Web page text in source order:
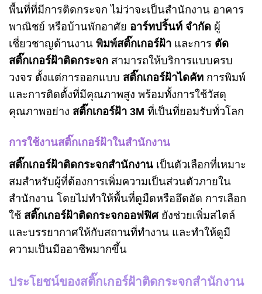
พื้นที่ที่มีการติดกระจก ไม่ว่าจะเป็นสำนักงาน อาคาร
พาณิชย์ หรือบ้านพักอาศัย อาร์ทปริ้นท์ จำกัด ผู้
เชี่ยวชาญด้านงาน พิมพ์สติ๊กเกอร์ฝ้า และการ ตัด
สติ๊กเกอร์ฝ้าติดกระจก สามารถให้บริการแบบครบ
วงจร ตั้งแต่การออกแบบ สติ๊กเกอร์ฝ้าไดคัท การพิมพ์
และการติดตั้งที่มีคุณภาพสูง พร้อมทั้งการใช้วัสดุ
คุณภาพอย่าง สติ๊กเกอร์ฝ้า 3M ที่เป็นที่ยอมรับทั่วโลก
การใช้งานสติ๊กเกอร์ฝ้าในสำนักงาน
สติ๊กเกอร์ฝ้าติดกระจกสำนักงาน เป็นตัวเลือกที่เหมาะ
สมสำหรับผู้ที่ต้องการเพิ่มความเป็นส่วนตัวภายใน
สำนักงาน โดยไม่ทำให้พื้นที่ดูมืดหรืออึดอัด การเลือก
ใช้ สติ๊กเกอร์ฝ้าติดกระจกออฟฟิศยังช่วยเพิ่มสไตล์
และบรรยากาศให้กับสถานที่ทำงาน และทำให้ดูมี
ความเป็นมืออาชีพมากขึ้น
ประโยชน์ของสติ๊กเกอร์ฝ้าติดกระจกสำนักงาน